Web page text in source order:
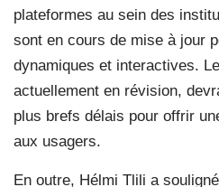
plateformes au sein des
sont en cours de mise à jour
dynamiques et interactives.
actuellement en révision,
plus brefs délais pour offrir
aux usagers.
En outre, Hélmi Tlili a